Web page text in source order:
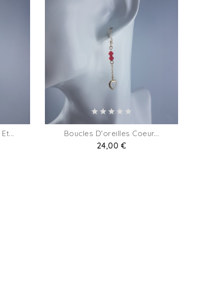
Boucles D'oreilles Coeur...
Prix
24,00 €